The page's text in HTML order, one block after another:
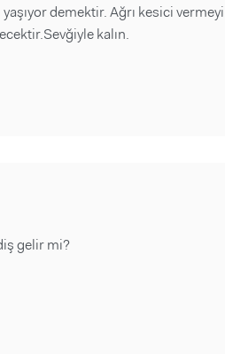
demektir. Ağrı kesici vermeyi
kalın.
gelir mi?